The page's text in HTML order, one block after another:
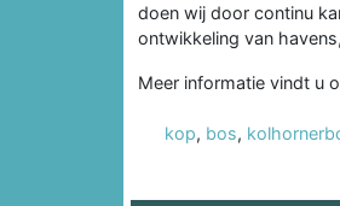
doen wij door continu
ontwikkeling van
Meer informatie vindt u
kop, bos,